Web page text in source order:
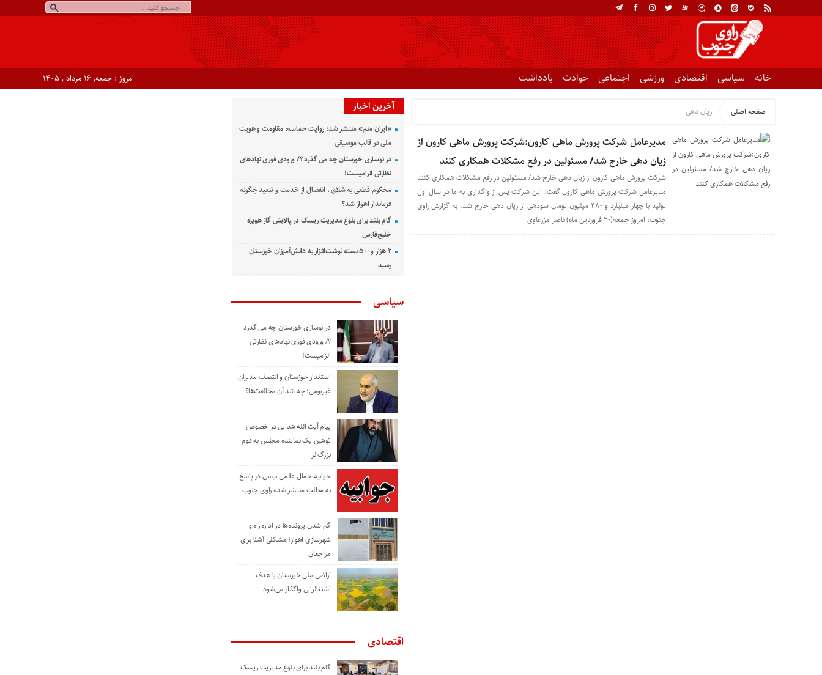
خانه سیاسی اقتصادی ورزشی اجتماعی حوادث یادداشت امروز : جمعه, ۱۶ مرداد , ۱۴۰۵
صفحه اصلی زیان دهی
مدیرعامل شرکت پرورش ماهی کارون:شرکت پرورش ماهی کارون از
زیان دهی خارج شد/ مسئولین در رفع مشکلات همکاری کنند
شرکت پرورش ماهی کارون از زیان دهی خارج شد/ مسئولین در رفع مشکلات همکاری کنند
مدیرعامل شرکت پرورش ماهی کارون گفت: این شرکت پس از واگذاری به ما در سال اول
تولید با چهار میلیارد و ۴۸۰ میلیون تومان سودهی از زیان دهی خارج شد. به گزارش راوی
جنوب، امروز جمعه(۲۰ فروردین ماه) ناصر مزرعاوی
آخرین اخبار
«ایران منم» منتشر شد؛ روایت حماسه، مقاومت و هویت
ملی در قالب موسیقی
در نوسازی خوزستان چه می گذرد ؟/ ورودی فوری نهادهای
نظارتی الزامیست!
محکوم قطعی به شلاق ، انفصال از خدمت و تبعید چگونه
فرماندار اهواز شد؟
گام بلند برای بلوغ مدیریت ریسک در پالایش گاز هویزه
خلیج‌فارس
۲ هزار و ۵۰۰ بسته نوشت‌افزار به دانش‌آموزان خوزستان
رسید
سیاسی
در نوسازی خوزستان چه می گذرد
؟/ ورودی فوری نهادهای نظارتی
الزامیست!
استاندار خوزستان و انتصاب مدیران
غیربومی؛ چه شد آن مخالفت‌ها؟
پیام آیت الله هدایی در خصوص
توهین یک نماینده مجلس به قوم
بزرگ لر
جوابیه جمال عالمی نیسی در پاسخ
به مطلب منتشر شده راوی جنوب
گم شدن پرونده‌ها در اداره راه و
شهرسازی اهواز؛ مشکلی آشنا برای
مراجعان
اراضی ملی خوزستان با هدف
اشتغالزایی واگذار می‌شود
اقتصادی
گام بلند برای بلوغ مدیریت ریسک